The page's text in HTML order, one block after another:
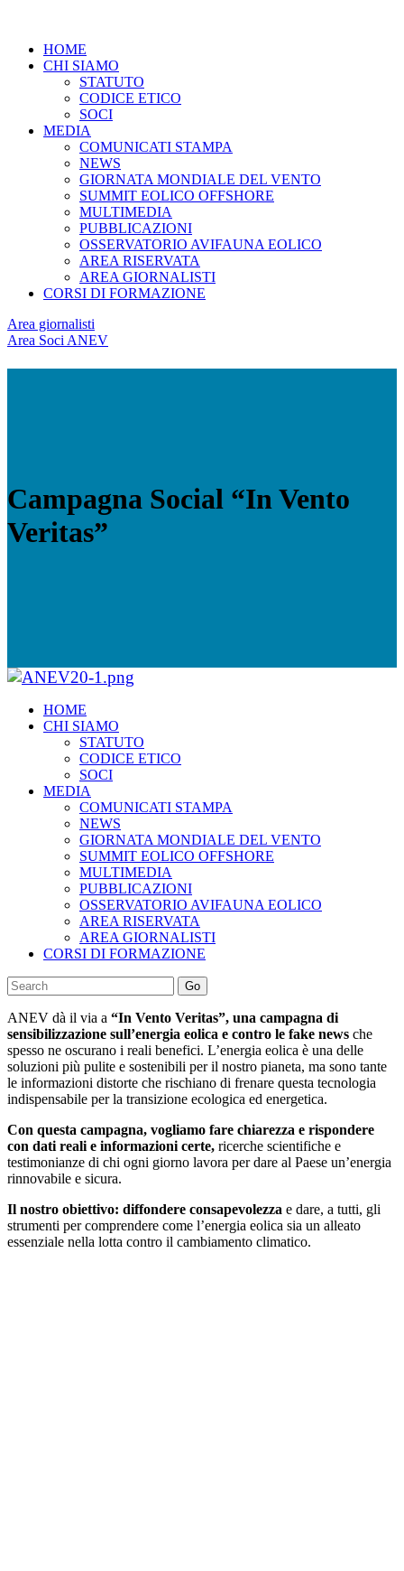
HOME
CHI SIAMO
STATUTO
CODICE ETICO
SOCI
MEDIA
COMUNICATI STAMPA
NEWS
GIORNATA MONDIALE DEL VENTO
SUMMIT EOLICO OFFSHORE
MULTIMEDIA
PUBBLICAZIONI
OSSERVATORIO AVIFAUNA EOLICO
AREA RISERVATA
AREA GIORNALISTI
CORSI DI FORMAZIONE
Area giornalisti
Area Soci ANEV
Campagna Social “In Vento
Veritas”
HOME
CHI SIAMO
STATUTO
CODICE ETICO
SOCI
MEDIA
COMUNICATI STAMPA
NEWS
GIORNATA MONDIALE DEL VENTO
SUMMIT EOLICO OFFSHORE
MULTIMEDIA
PUBBLICAZIONI
OSSERVATORIO AVIFAUNA EOLICO
AREA RISERVATA
AREA GIORNALISTI
CORSI DI FORMAZIONE
Go
ANEV dà il via a “In Vento Veritas”, una campagna di
sensibilizzazione sull’energia eolica e contro le fake news che
spesso ne oscurano i reali benefici. L’energia eolica è una delle
soluzioni più pulite e sostenibili per il nostro pianeta, ma sono tante
le informazioni distorte che rischiano di frenare questa tecnologia
indispensabile per la transizione ecologica ed energetica.
Con questa campagna, vogliamo fare chiarezza e rispondere
con dati reali e informazioni certe, ricerche scientifiche e
testimonianze di chi ogni giorno lavora per dare al Paese un’energia
rinnovabile e sicura.
Il nostro obiettivo: diffondere consapevolezza e dare, a tutti, gli
strumenti per comprendere come l’energia eolica sia un alleato
essenziale nella lotta contro il cambiamento climatico.